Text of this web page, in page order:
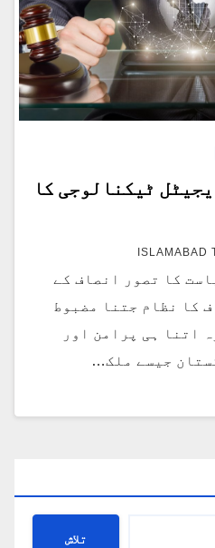
ٹیکنالوجی کا
ISLAMABAD
کا تصور انصاف کے
کا نظام جتنا مضبوط
اتنا ہی پرامن اور
جیسے ملک…
تلاش